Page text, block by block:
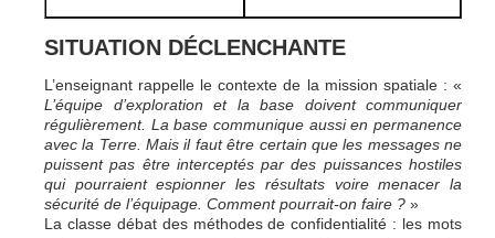
SITUATION DÉCLENCHANTE
L’enseignant rappelle le contexte de la mission spatiale : «
L’équipe d’exploration et la base doivent communiquer
régulièrement. La base communique aussi en permanence
avec la Terre. Mais il faut être certain que les messages ne
puissent pas être interceptés par des puissances hostiles
qui pourraient espionner les résultats voire menacer la
sécurité de l’équipage. Comment pourrait-on faire ? »
La classe débat des méthodes de confidentialité : les mots